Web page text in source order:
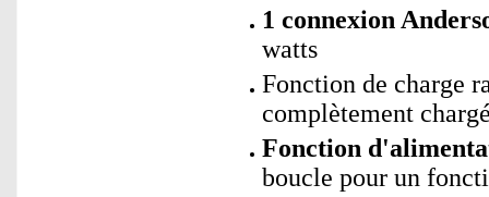
1 connexion
watts
Fonction de charge
complètement
Fonction
boucle pour un